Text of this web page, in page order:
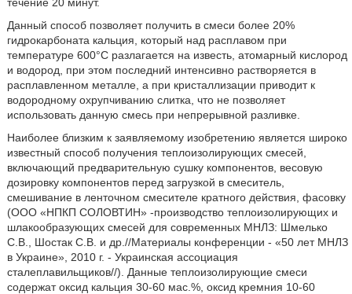
Данный способ позволяет получить в смеси более 20%
гидрокарбоната кальция, который над расплавом при
температуре 600°С разлагается на известь, атомарный кислород
и водород, при этом последний интенсивно растворяется в
расплавленном металле, а при кристаллизации приводит к
водородному охрупчиванию слитка, что не позволяет
использовать данную смесь при непрерывной разливке.
Наиболее близким к заявляемому изобретению является широко
известный способ получения теплоизолирующих смесей,
включающий предварительную сушку компонентов, весовую
дозировку компонентов перед загрузкой в смеситель,
смешивание в ленточном смесителе кратного действия, фасовку
(ООО «НПКП СОЛОВТИН» -производство теплоизолирующих и
шлакообразующих смесей для современных МНЛЗ: Шмелько
С.В., Шостак С.В. и др.//Материалы конференции - «50 лет МНЛЗ
в Украине», 2010 г. - Украинская ассоциация
сталеплавильщиков//). Данные теплоизолирующие смеси
содержат оксид кальция 30-60 мас.%, оксид кремния 10-60